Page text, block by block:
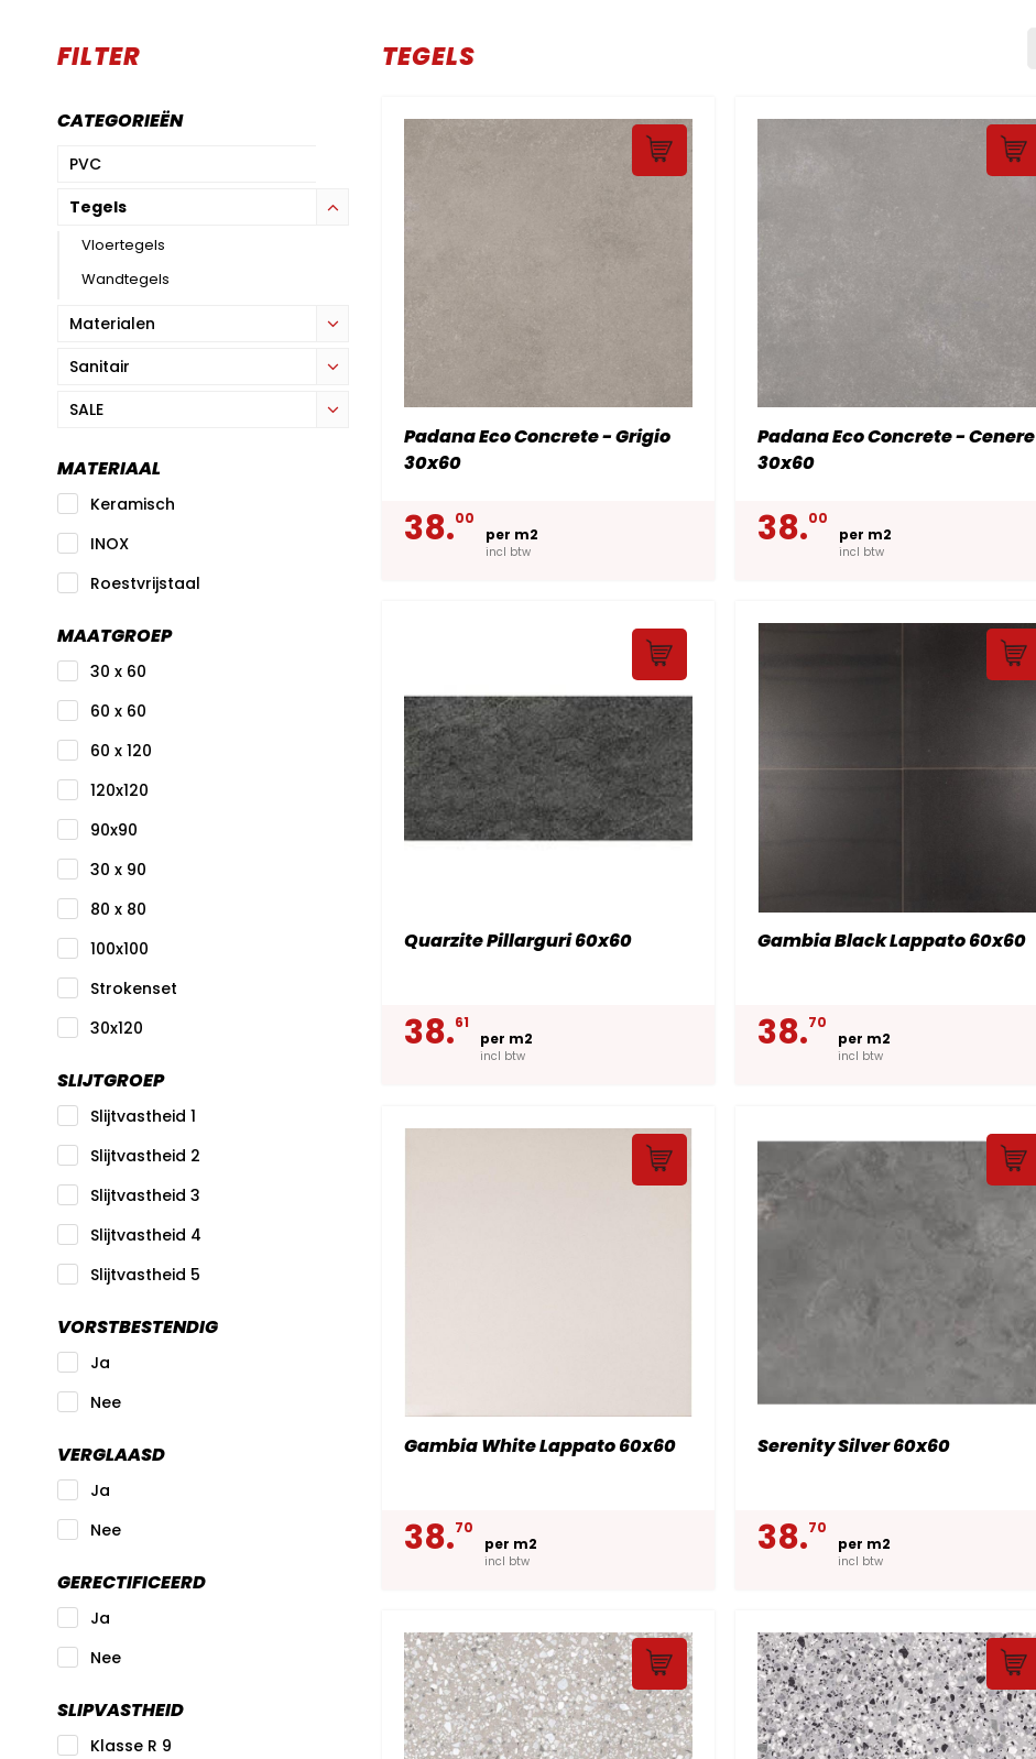
FILTER
CATEGORIEËN
PVC
Tegels
Vloertegels
Wandtegels
Materialen
Sanitair
SALE
MATERIAAL
Keramisch
INOX
Roestvrijstaal
MAATGROEP
30 x 60
60 x 60
60 x 120
120x120
90x90
30 x 90
80 x 80
100x100
Strokenset
30x120
SLIJTGROEP
Slijtvastheid 1
Slijtvastheid 2
Slijtvastheid 3
Slijtvastheid 4
Slijtvastheid 5
VORSTBESTENDIG
Ja
Nee
VERGLAASD
Ja
Nee
GERECTIFICEERD
Ja
Nee
SLIPVASTHEID
Klasse R 9
TEGELS
Padana Eco Concrete - Grigio
30x60
38.00
per m2
incl btw
Padana Eco Concrete - Cenere
30x60
38.00
per m2
incl btw
Quarzite Pillarguri 60x60
38.61
per m2
incl btw
Gambia Black Lappato 60x60
38.70
per m2
incl btw
Gambia White Lappato 60x60
38.70
per m2
incl btw
Serenity Silver 60x60
38.70
per m2
incl btw